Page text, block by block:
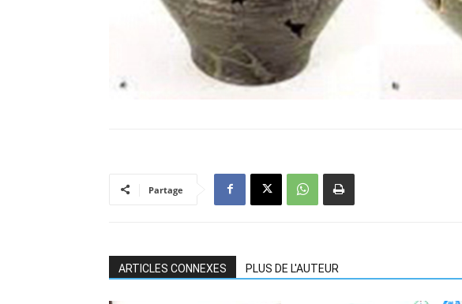
Partage
ARTICLES CONNEXES PLUS DE L'AUTEUR